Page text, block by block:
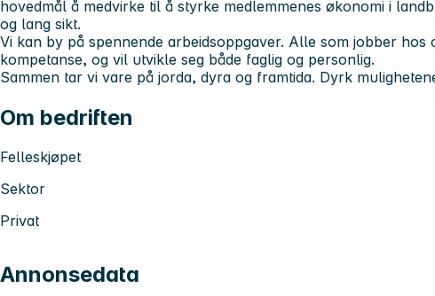
hovedmål å medvirke til å styrke medlemmenes økonomi i
og lang sikt.
Vi kan by på spennende arbeidsoppgaver. Alle som jobber hos
kompetanse, og vil utvikle seg både faglig og personlig.
Sammen tar vi vare på jorda, dyra og framtida. Dyrk
Om bedriften
Felleskjøpet
Sektor
Privat
Annonsedata